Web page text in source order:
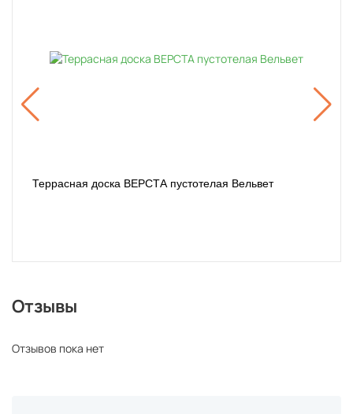
Террасная доска ВЕРСТА пустотелая Вельвет
Отзывы
Отзывов пока нет